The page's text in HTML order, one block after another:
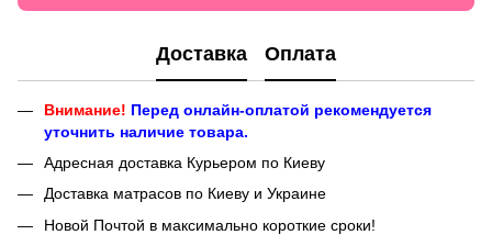
Доставка Оплата
Внимание! Перед онлайн-оплатой рекомендуется
уточнить наличие товара.
Адресная доставка Курьером по Киеву
Доставка матрасов по Киеву и Украине
Новой Почтой в максимально короткие сроки!